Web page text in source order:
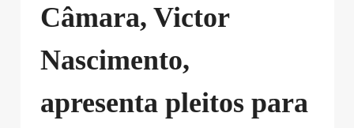
Câmara, Victor
Nascimento,
apresenta pleitos para